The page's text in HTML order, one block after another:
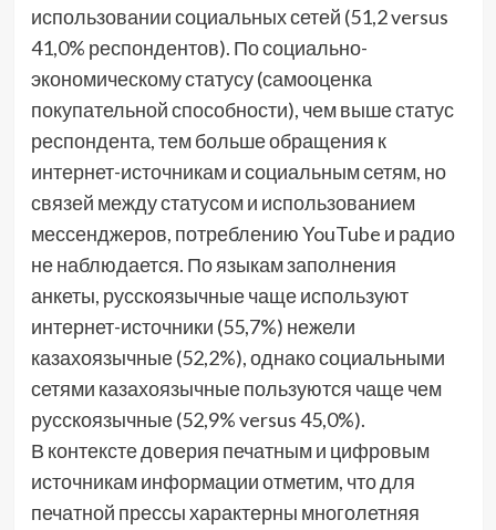
использовании социальных сетей (51,2 versus
41,0% респондентов). По социально-
экономическому статусу (самооценка
покупательной способности), чем выше статус
респондента, тем больше обращения к
интернет-источникам и социальным сетям, но
связей между статусом и использованием
мессенджеров, потреблению YouTube и радио
не наблюдается. По языкам заполнения
анкеты, русскоязычные чаще используют
интернет-источники (55,7%) нежели
казахоязычные (52,2%), однако социальными
сетями казахоязычные пользуются чаще чем
русскоязычные (52,9% versus 45,0%).
В контексте доверия печатным и цифровым
источникам информации отметим, что для
печатной прессы характерны многолетняя